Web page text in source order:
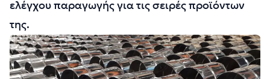
ελέγχου παραγωγής για τις σειρές προϊόντων
της.